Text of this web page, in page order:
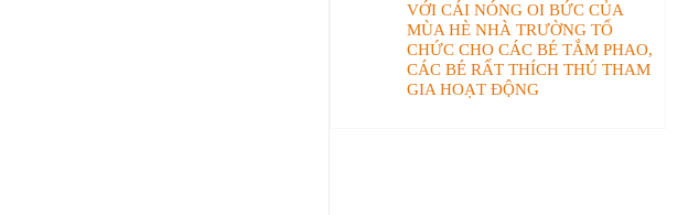
VỚI CÁI NÓNG OI BỨC CỦA
MÙA HÈ NHÀ TRƯỜNG TỔ
CHỨC CHO CÁC BÉ TẮM PHAO,
CÁC BÉ RẤT THÍCH THÚ THAM
GIA HOẠT ĐỘNG